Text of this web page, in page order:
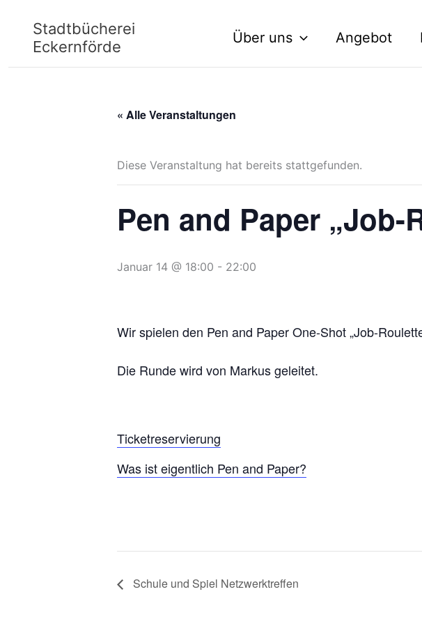
springen
Stadtbücherei
Eckernförde
Über uns Angebot
« Alle Veranstaltungen
Diese Veranstaltung hat bereits stattgefunden.
Pen and Paper
Januar 14 @ 18:00 - 22:00
Wir spielen den Pen and Paper One-Shot „Job-
Die Runde wird von Markus geleitet.
Ticketreservierung
Was ist eigentlich Pen and Paper?
Schule und Spiel Netzwerktreffen